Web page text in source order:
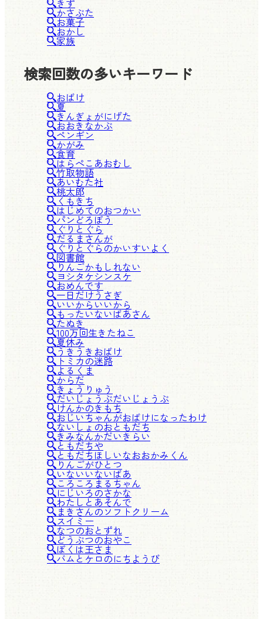
きず
かさぶた
お菓子
おかし
家族
検索回数の多いキーワード
おばけ
夏
きんぎょがにげた
おおきなかぶ
ペンギン
かがみ
食育
はらぺこあおむし
竹取物語
あいむた社
桃太郎
くもきち
はじめてのおつかい
パンどろぼう
ぐりとぐら
だるまさんが
ぐりとぐらのかいすいよく
図書館
りんごかもしれない
ヨシタケシンスケ
おめんです
一日だけうさぎ
いいからいいから
もったいないばあさん
たぬき
100万回生きたねこ
夏休み
うきうきおばけ
トミカの迷路
よるくま
からだ
きょうりゅう
だいじょうぶだいじょうぶ
けんかのきもち
おじいちゃんがおばけになったわけ
ないしょのおともだち
きみなんかだいきらい
ともだちや
ともだちほしいなおおかみくん
りんごがひとつ
いないいないばあ
ころころまるちゃん
にじいろのさかな
わたしとあそんで
まきさんのソフトクリーム
スイミー
なつのおとずれ
どうぶつのおやこ
ぼくは王さま
バムとケロのにちようび